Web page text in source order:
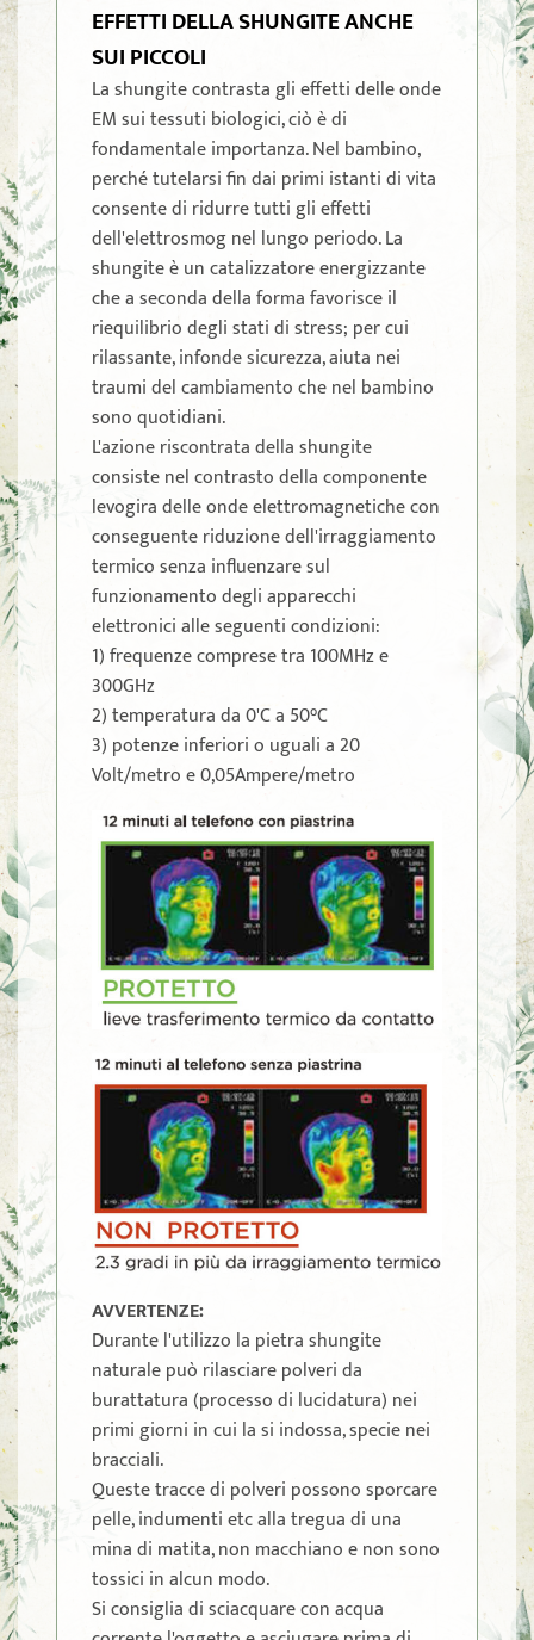
EFFETTI DELLA SHUNGITE ANCHE
SUI PICCOLI
La shungite contrasta gli effetti delle onde
EM sui tessuti biologici, ciò è di
fondamentale importanza. Nel bambino,
perché tutelarsi fin dai primi istanti di vita
consente di ridurre tutti gli effetti
dell'elettrosmog nel lungo periodo. La
shungite è un catalizzatore energizzante
che a seconda della forma favorisce il
riequilibrio degli stati di stress; per cui
rilassante, infonde sicurezza, aiuta nei
traumi del cambiamento che nel bambino
sono quotidiani.
L'azione riscontrata della shungite
consiste nel contrasto della componente
levogira delle onde elettromagnetiche con
conseguente riduzione dell'irraggiamento
termico senza influenzare sul
funzionamento degli apparecchi
elettronici alle seguenti condizioni:
1) frequenze comprese tra 100MHz e
300GHz
2) temperatura da 0'C a 50°C
3) potenze inferiori o uguali a 20
Volt/metro e 0,05Ampere/metro
AVVERTENZE:
Durante l'utilizzo la pietra shungite
naturale può rilasciare polveri da
burattatura (processo di lucidatura) nei
primi giorni in cui la si indossa, specie nei
bracciali.
Queste tracce di polveri possono sporcare
pelle, indumenti etc alla tregua di una
mina di matita, non macchiano e non sono
tossici in alcun modo.
Si consiglia di sciacquare con acqua